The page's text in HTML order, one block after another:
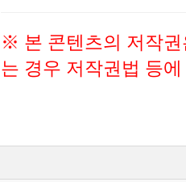
※ 본 콘텐츠의 저작권
는 경우 저작권법 등